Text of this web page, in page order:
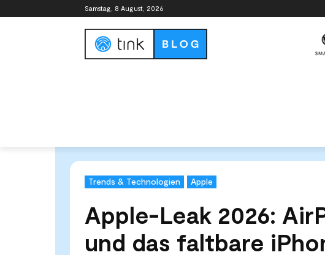
Samstag, 8 August, 2026
Trends & Technologien Apple
Apple-Leak 2026:
und das faltbare